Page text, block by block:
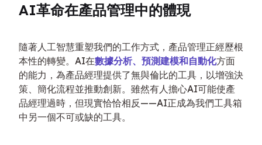
AI革命在產品管理中的體現
隨著人工智慧重塑我們的工作方式，產品管理正經歷根
本性的轉變。AI在數據分析、預測建模和自動化方面
的能力，為產品經理提供了無與倫比的工具，以增強決
策、簡化流程並推動創新。雖然有人擔心AI可能使產
品經理過時，但現實恰恰相反——AI正成為我們工具箱
中另一個不可或缺的工具。